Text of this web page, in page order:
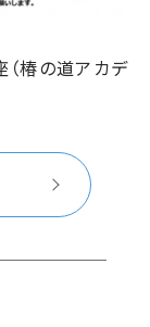
椿の道アカデ